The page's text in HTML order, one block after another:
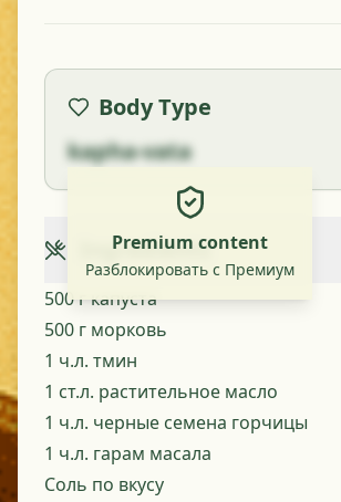
Body Type
kapha-vata
Premium content
Разблокировать с Премиум
Ingredients
500 г капуста
500 г морковь
1 ч.л. тмин
1 ст.л. растительное масло
1 ч.л. черные семена горчицы
1 ч.л. гарам масала
Соль по вкусу